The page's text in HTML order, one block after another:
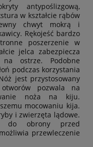
antypoślizgową,
w kształcie rąbów
chwyt mokrą i
Rękojeść bardzo
poszerzenie w
jelca zabezpiecza
ostrze. Podobne
podczas korzystania
jest przystosowany
pozwala na
noża na kiju.
mocowaniu kija.
i zwierzęta lądowe.
do obrony przed
przewleczenie